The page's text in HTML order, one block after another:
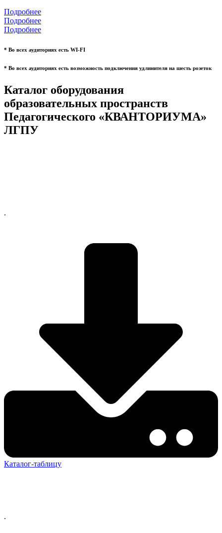
Подробнее
Подробнее
Подробнее
* Во всех аудиториях есть WI-FI
* Во всех аудиториях есть возможность подключения удлинителя на шесть розеток
Каталог оборудования
образовательных пространств
Педагогического «КВАНТОРИУМА»
ЛГПУ
.
Каталог-таблицу
.